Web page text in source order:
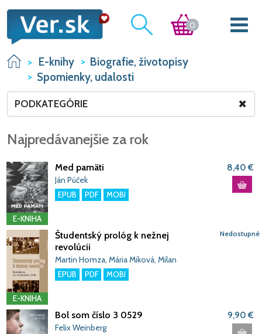
0
E-knihy
Biografie, životopisy
Spomienky, udalosti
PODKATEGÓRIE
Najpredávanejšie za rok
E-KNIHA
Med pamäti
Ján Púček
EPUB PDF MOBI
8,40 €
E-KNIHA
Študentský prológ k nežnej
revolúcii
Martin Homza, Mária Miková, Milan
Novotný
EPUB PDF MOBI
Nedostupné
Bol som číslo 3 0529
Felix Weinberg
9,90 €